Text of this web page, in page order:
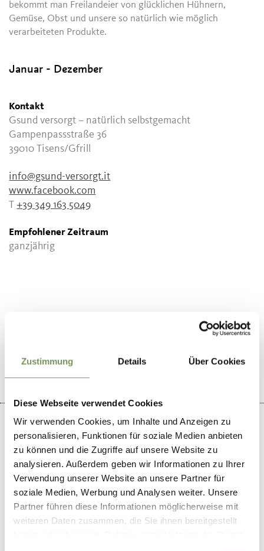
Zustimmung Details Über Cookies
Diese Webseite verwendet Cookies
Wir verwenden Cookies, um Inhalte und Anzeigen zu
personalisieren, Funktionen für soziale Medien anbieten
zu können und die Zugriffe auf unsere Website zu
analysieren. Außerdem geben wir Informationen zu Ihrer
Verwendung unserer Website an unsere Partner für
soziale Medien, Werbung und Analysen weiter. Unsere
Partner führen diese Informationen möglicherweise mit
weiteren Daten zusammen, die Sie ihnen bereitgestellt
bekommt man Freilandeier von glücklichen Hühnern,
Gemüse, Obst und unsere so natürlich wie möglich
verarbeiteten Produkte.
Januar - Dezember
Kontakt
Gsund versorgt – natürlich selbstgemacht
Gampenpassstraße 36
39010 Tisens/Gfrill
info@gsund-versorgt.it
www.facebook.com
T+39 349 163 5049
Empfohlener Zeitraum
ganzjährig
WAR DER INHALT FÜR DICH HILFREICH?
+
−